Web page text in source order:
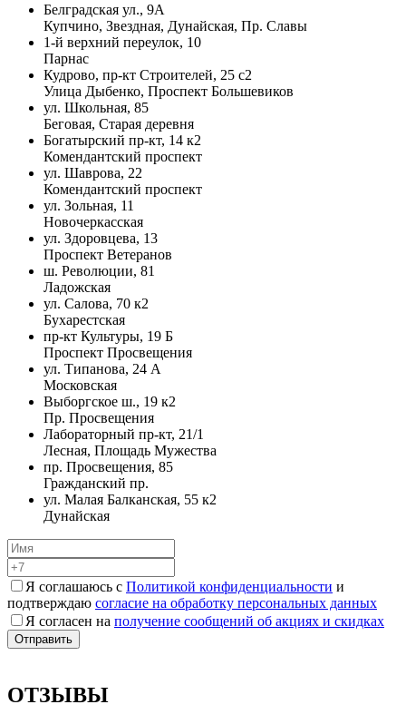
Белградская ул., 9А
Купчино, Звездная, Дунайская, Пр. Славы
1-й верхний переулок, 10
Парнас
Кудрово, пр-кт Строителей, 25 с2
Улица Дыбенко, Проспект Большевиков
ул. Школьная, 85
Беговая, Старая деревня
Богатырский пр-кт, 14 к2
Комендантский проспект
ул. Шаврова, 22
Комендантский проспект
ул. Зольная, 11
Новочеркасская
ул. Здоровцева, 13
Проспект Ветеранов
ш. Революции, 81
Ладожская
ул. Салова, 70 к2
Бухарестская
пр-кт Культуры, 19 Б
Проспект Просвещения
ул. Типанова, 24 А
Московская
Выборгское ш., 19 к2
Пр. Просвещения
Лабораторный пр-кт, 21/1
Лесная, Площадь Мужества
пр. Просвещения, 85
Гражданский пр.
ул. Малая Балканская, 55 к2
Дунайская
Я соглашаюсь с Политикой конфиденциальности и
подтверждаю согласие на обработку персональных данных
Я согласен на получение сообщений об акциях и скидках
ОТЗЫВЫ